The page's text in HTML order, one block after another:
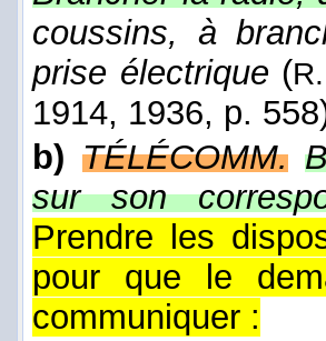
coussins, à
prise électrique (
1914, 1936, p.
b) TÉLÉCOMM.
sur son
Prendre les
pour que le
communiquer :